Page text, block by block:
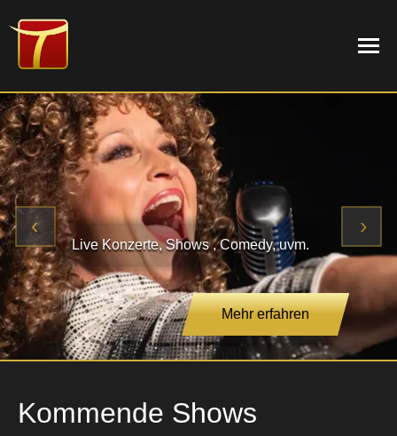
NEWS
PROGRAMM
TERMINE
THEATER
KONTAKT
‹
Mehr erfahren
Live Konzerte, Shows , Comedy, uvm.
›
Kommende Shows